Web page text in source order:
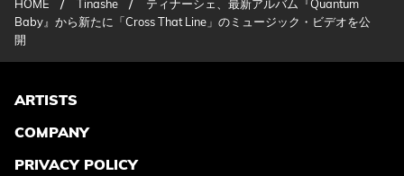
HOME Tinashe
ティナーシェ、最新アルバム『Quantum
Baby』から新たに「Cross That Line」のミュージック・ビデオを公
開
ARTISTS
COMPANY
PRIVACY POLICY